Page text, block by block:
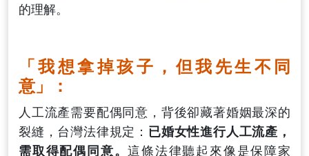
的理解。
「我想拿掉孩子，但我先生不同
意」：
人工流產需要配偶同意，背後卻藏著婚姻最深的
裂縫，台灣法律規定： 已婚女性進行人工流產，
需取得配偶同意。這條法律聽起來像是保障家